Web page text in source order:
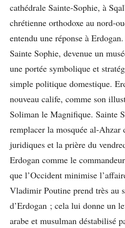
cathédrale Sainte-Sophie, à
chrétienne orthodoxe au nord-
entendu une réponse à
Sainte Sophie, devenue un
une portée symbolique et
simple politique domestique.
nouveau calife, comme son
Soliman le Magnifique. Sainte
remplacer la mosquée al-Ahzar
juridiques et la prière du
Erdogan comme le
que l’Occident minimise
Vladimir Poutine prend très au
d’Erdogan ; cela lui donne un
arabe et musulman déstabilisé